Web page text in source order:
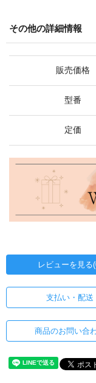
その他の詳細情報
販売価格
型番
定価
レビューを見る
支払い・配送
商品のお問い合